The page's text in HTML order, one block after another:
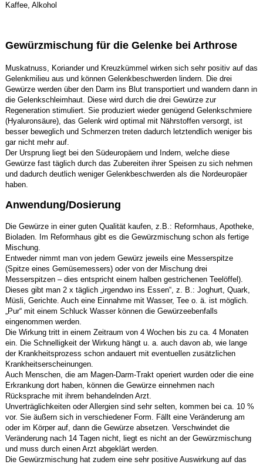
Kaffee, Alkohol
Gewürzmischung für die Gelenke bei Arthrose
Muskatnuss, Koriander und Kreuzkümmel wirken sich sehr positiv auf das
Gelenkmilieu aus und können Gelenkbeschwerden lindern. Die drei
Gewürze werden über den Darm ins Blut transportiert und wandern dann in
die Gelenkschleimhaut. Diese wird durch die drei Gewürze zur
Regeneration stimuliert. Sie produziert wieder genügend Gelenkschmiere
(Hyaluronsäure), das Gelenk wird optimal mit Nährstoffen versorgt, ist
besser beweglich und Schmerzen treten dadurch letztendlich weniger bis
gar nicht mehr auf.
Der Ursprung liegt bei den Südeuropäern und Indern, welche diese
Gewürze fast täglich durch das Zubereiten ihrer Speisen zu sich nehmen
und dadurch deutlich weniger Gelenkbeschwerden als die Nordeuropäer
haben.
Anwendung/Dosierung
Die Gewürze in einer guten Qualität kaufen, z.B.: Reformhaus, Apotheke,
Bioladen. Im Reformhaus gibt es die Gewürzmischung schon als fertige
Mischung.
Entweder nimmt man von jedem Gewürz jeweils eine Messerspitze
(Spitze eines Gemüsemessers) oder von der Mischung drei
Messerspitzen – dies entspricht einem halben gestrichenen Teelöffel).
Dieses gibt man 2 x täglich „irgendwo ins Essen“, z. B.: Joghurt, Quark,
Müsli, Gerichte. Auch eine Einnahme mit Wasser, Tee o. ä. ist möglich.
„Pur“ mit einem Schluck Wasser können die Gewürzeebenfalls
eingenommen werden.
Die Wirkung tritt in einem Zeitraum von 4 Wochen bis zu ca. 4 Monaten
ein. Die Schnelligkeit der Wirkung hängt u. a. auch davon ab, wie lange
der Krankheitsprozess schon andauert mit eventuellen zusätzlichen
Krankheitserscheinungen.
Auch Menschen, die am Magen-Darm-Trakt operiert wurden oder die eine
Erkrankung dort haben, können die Gewürze einnehmen nach
Rücksprache mit ihrem behandelnden Arzt.
Unverträglichkeiten oder Allergien sind sehr selten, kommen bei ca. 10 %
vor. Sie äußern sich in verschiedener Form. Fällt eine Veränderung am
oder im Körper auf, dann die Gewürze absetzen. Verschwindet die
Veränderung nach 14 Tagen nicht, liegt es nicht an der Gewürzmischung
und muss durch einen Arzt abgeklärt werden.
Die Gewürzmischung hat zudem eine sehr positive Auswirkung auf das